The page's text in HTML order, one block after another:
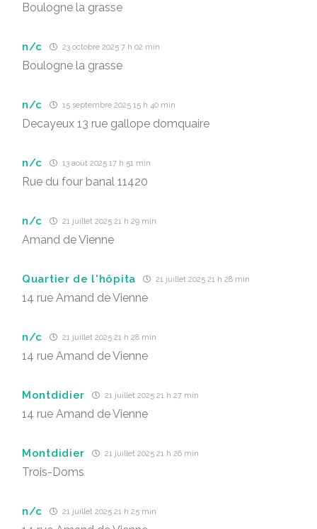
Boulogne la grasse
n/c 23 octobre 2025 7 h 02 min
Boulogne la grasse
n/c 15 septembre 2025 15 h 40 min
Decayeux 13 rue gallope domquaire
n/c 13 août 2025 17 h 51 min
Rue du four banal 11420
n/c 21 juillet 2025 21 h 29 min
Amand de Vienne
Quartier de l'hôpita 21 juillet 2025 21 h 28 min
14 rue Amand de Vienne
n/c 21 juillet 2025 21 h 28 min
14 rue Amand de Vienne
Montdidier 21 juillet 2025 21 h 27 min
14 rue Amand de Vienne
Montdidier 21 juillet 2025 21 h 26 min
Trois-Doms
n/c 21 juillet 2025 21 h 25 min